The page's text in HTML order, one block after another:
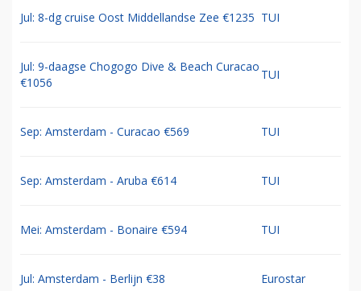
Jul: 8-dg cruise Oost Middellandse Zee €1235 TUI
Jul: 9-daagse Chogogo Dive & Beach Curacao
€1056
TUI
Sep: Amsterdam - Curacao €569 TUI
Sep: Amsterdam - Aruba €614 TUI
Mei: Amsterdam - Bonaire €594 TUI
Jul: Amsterdam - Berlijn €38 Eurostar